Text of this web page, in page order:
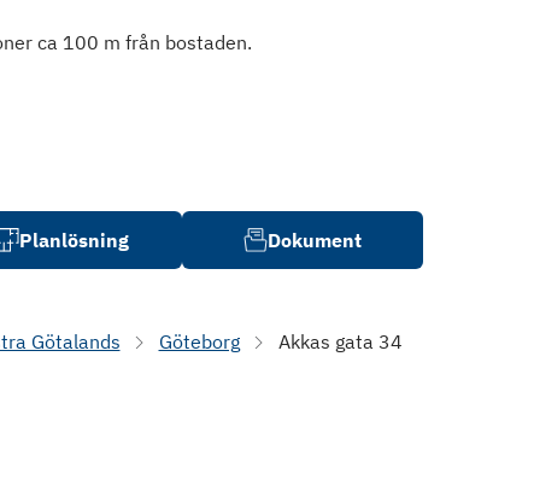
ca 100 m från bostaden.
Planlösning Dokument
Götalands Göteborg Akkas gata 34